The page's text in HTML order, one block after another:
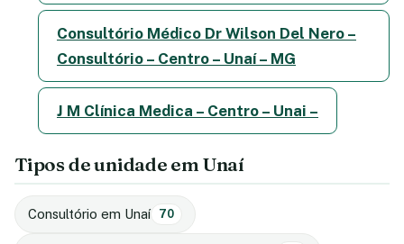
Consultório Médico Dr Wilson Del Nero –
Consultório – Centro – Unaí – MG
J M Clínica Medica – Centro – Unai –
Tipos de unidade em Unaí
Consultório em Unaí 70